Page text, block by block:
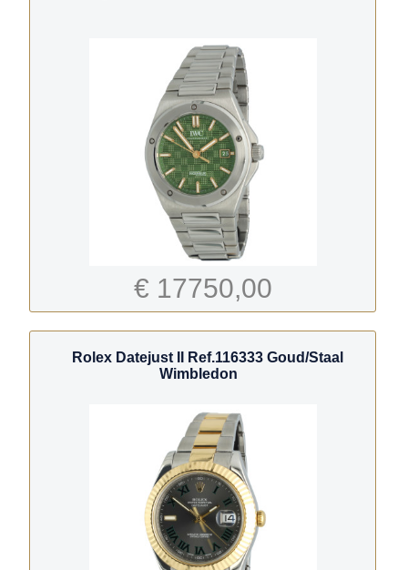
€ 17750,00
Rolex Datejust II Ref.116333 Goud/Staal
Wimbledon